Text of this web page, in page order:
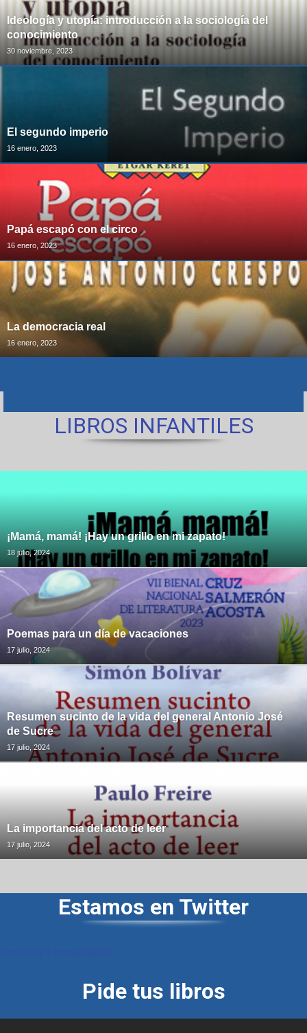
Ideología y utopía: introducción a la sociología del
conocimiento
30 noviembre, 2023
El segundo imperio
16 enero, 2023
Papá escapó con el circo
16 enero, 2023
La democracia real
16 enero, 2023
LIBROS INFANTILES
¡Mamá, mamá! ¡Hay un grillo en mi zapato!
18 julio, 2024
Poemas para un día de vacaciones
17 julio, 2024
Resumen sucinto de la vida del general Antonio José
de Sucre
17 julio, 2024
La importancia del acto de leer
17 julio, 2024
Estamos en Twitter
Pide tus libros